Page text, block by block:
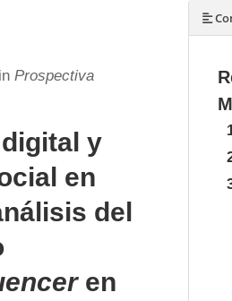
Prospectiva
y
en
del
en